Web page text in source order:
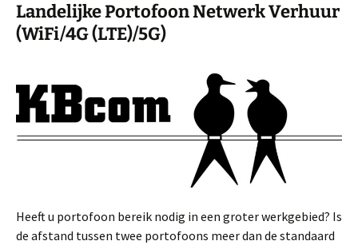
Landelijke Portofoon Netwerk Verhuur
(WiFi/4G (LTE)/5G)
Heeft u portofoon bereik nodig in een groter werkgebied? Is
de afstand tussen twee portofoons meer dan de standaard